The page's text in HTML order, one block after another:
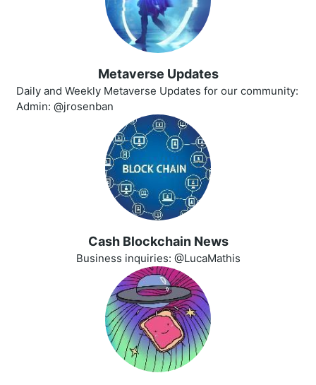
Metaverse Updates
Daily and Weekly Metaverse Updates for our community:
Admin: @jrosenban
Cash Blockchain News
Business inquiries: @LucaMathis